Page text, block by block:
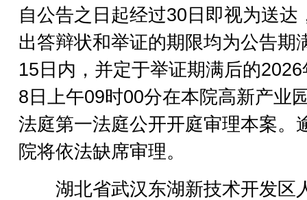
自公告之日起经过30日即视为送达
出答辩状和举证的期限均为公告期
15日内，并定于举证期满后的
8日上午09时00分在本院高新产业
法庭第一法庭公开开庭审理本案。
院将依法缺席审理。
湖北省武汉东湖新技术开发区